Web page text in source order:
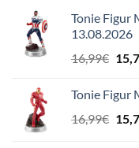
Tonie Figur
13.08.2026
16,99€
Preis
Tonie Figur
16,99€
Preis